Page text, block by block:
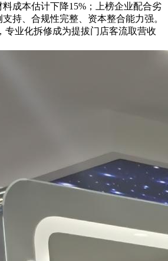
成本估计下降15%；上榜企业配合劣
持、合规性完整、资本整合能力强。
专业化拆修成为提拔门店客流取营收